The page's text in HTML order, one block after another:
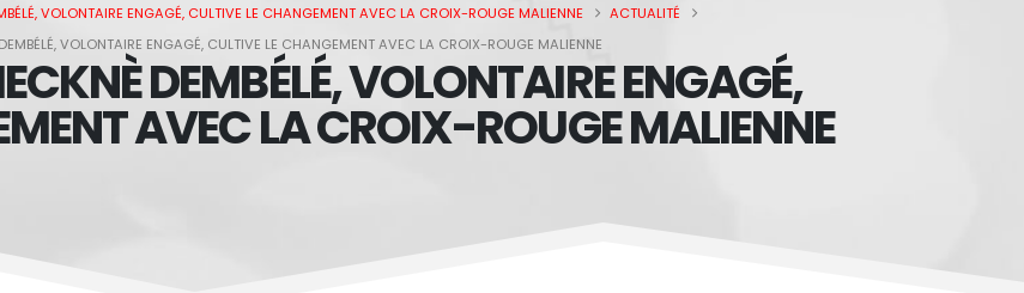
VOLONTAIRE ENGAGÉ, CULTIVE LE CHANGEMENT AVEC LA CROIX-ROUGE MALIENNE
ACTUALITÉ
VOLONTAIRE ENGAGÉ, CULTIVE LE CHANGEMENT AVEC LA CROIX-ROUGE MALIENNE
DEMBÉLÉ, VOLONTAIRE ENGAGÉ,
AVEC LA CROIX-ROUGE MALIENNE